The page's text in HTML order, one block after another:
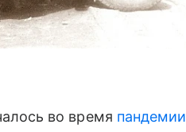
во время пандемии